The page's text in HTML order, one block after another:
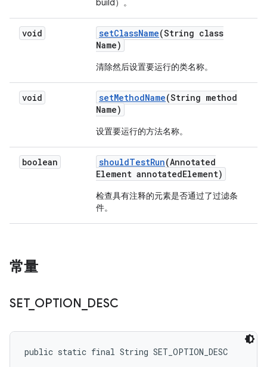
build）。
void setClassName(String class
Name)
清除然后设置要运行的类名称。
void setMethodName(String method
Name)
设置要运行的方法名称。
boolean shouldTestRun(Annotated
Element annotatedElement)
检查具有注释的元素是否通过了过滤条
件。
常量
SET_ OPTION DESC
public static final String SET_OPTION_DESC